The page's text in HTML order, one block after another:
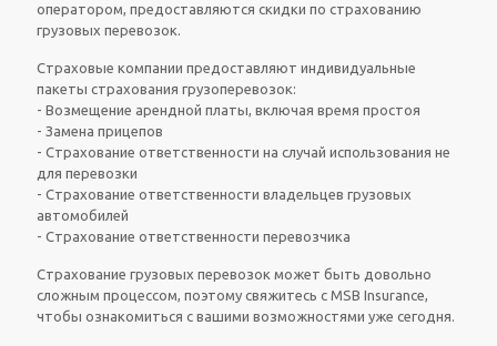
оператором, предоставляются скидки по страхованию
грузовых перевозок.
Страховые компании предоставляют индивидуальные
пакеты страхования грузоперевозок:
- Возмещение арендной платы, включая время простоя
- Замена прицепов
- Страхование ответственности на случай использования не
для перевозки
- Страхование ответственности владельцев грузовых
автомобилей
- Страхование ответственности перевозчика
Страхование грузовых перевозок может быть довольно
сложным процессом, поэтому свяжитесь с MSB Insurance,
чтобы ознакомиться с вашими возможностями уже сегодня.